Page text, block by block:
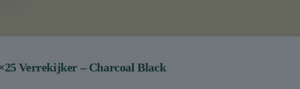
Verrekijker – Charcoal Black